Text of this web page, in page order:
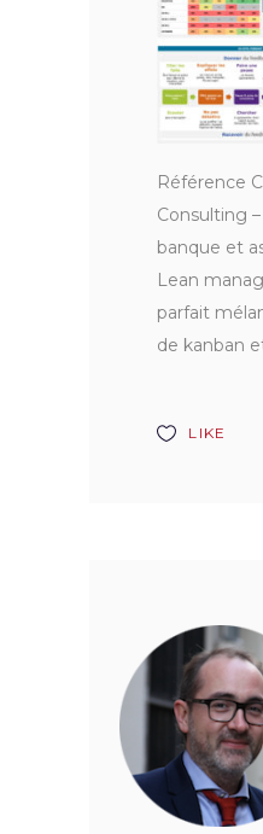
Référence
Consulting
banque et
Lean
parfait
de kanban
LIKE